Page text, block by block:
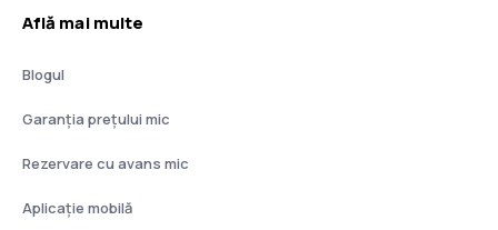
Află mai multe
Blogul
Garanția prețului mic
Rezervare cu avans mic
Aplicație mobilă